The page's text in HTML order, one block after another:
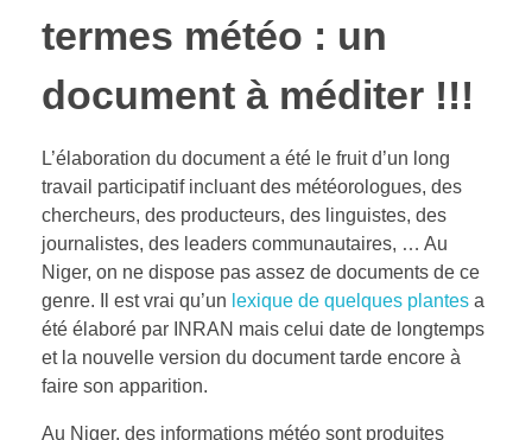
termes météo : un
document à méditer !!!
L’élaboration du document a été le fruit d’un long
travail participatif incluant des météorologues, des
chercheurs, des producteurs, des linguistes, des
journalistes, des leaders communautaires, … Au
Niger, on ne dispose pas assez de documents de ce
genre. Il est vrai qu’un lexique de quelques plantes a
été élaboré par INRAN mais celui date de longtemps
et la nouvelle version du document tarde encore à
faire son apparition.
Au Niger, des informations météo sont produites